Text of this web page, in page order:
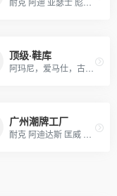
顶级·鞋库
广州潮牌工厂